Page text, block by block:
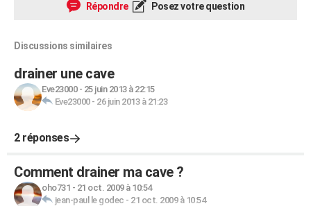
Répondre Posez votre question
Discussions similaires
drainer une cave
Eve23000- 25 juin 2013 à 22:15
Eve23000- 26 juin 2013 à 21:23
2 réponses
Comment drainer ma cave ?
oho731 - 21 oct. 2009 à 10:54
jean-paul le godec - 21 oct. 2009 à 10:54